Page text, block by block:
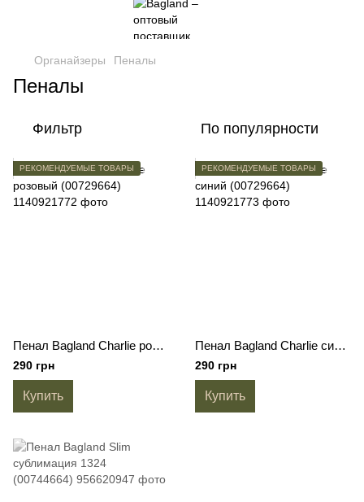
Органайзеры Пеналы
Пеналы
Фильтр По популярности
РЕКОМЕНДУЕМЫЕ ТОВАРЫ
Пенал Bagland Charlie розовый (00729664)
290 грн
Купить
РЕКОМЕНДУЕМЫЕ ТОВАРЫ
Пенал Bagland Charlie синий (00729664)
290 грн
Купить